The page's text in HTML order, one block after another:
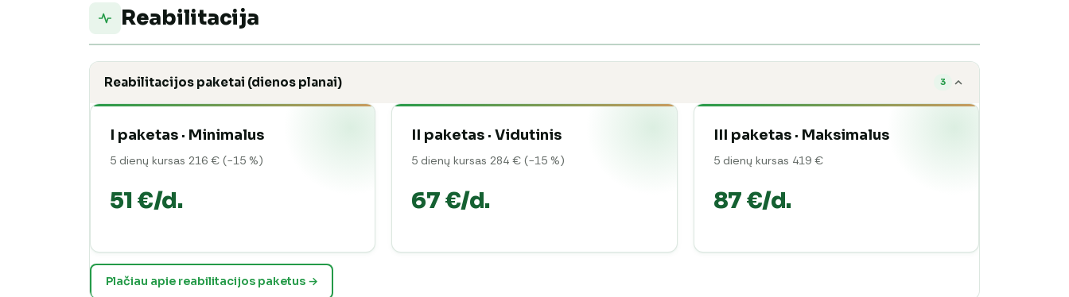
Reabilitacija
Reabilitacijos paketai (dienos planai) 3
I paketas · Minimalus
5 dienų kursas 216 € (−15 %)
51 €/d.
II paketas · Vidutinis
5 dienų kursas 284 € (−15 %)
67 €/d.
III paketas · Maksimalus
5 dienų kursas 419 €
87 €/d.
Plačiau apie reabilitacijos paketus →